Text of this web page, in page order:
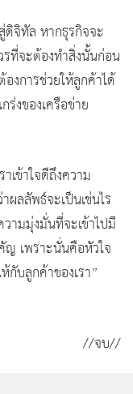
ดิจิทัล หากธุรกิจจะ
ที่จะต้องทำสิ่งนั้นก่อน
งการช่วยให้ลูกค้าได้
งของเครือข่าย
เข้าใจดีถึงความ
ลลัพธ์จะเป็นเช่นไร
ามมุ่งมั่นที่จะเข้าไปมี
เพราะนั่นคือหัวใจ
บลูกค้าของเรา”
//จบ//